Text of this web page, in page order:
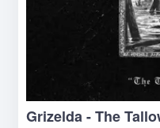
Grizelda - The